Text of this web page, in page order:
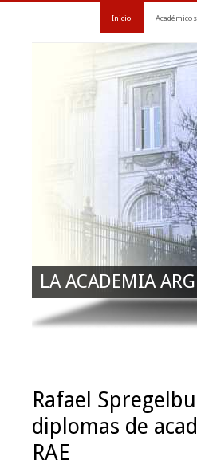
Inicio Académicos
LA ACADEMIA
Rafael
diplomas de
RAE